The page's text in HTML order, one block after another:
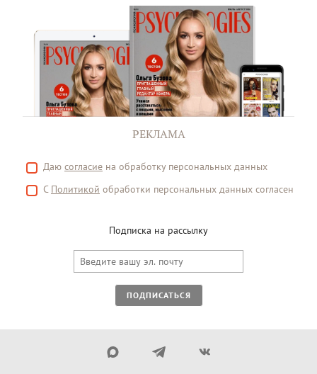
РЕКЛАМА
Даю согласие на обработку персональных данных
С Политикой обработки персональных данных согласен
Подписка на рассылку
ПОДПИСАТЬСЯ